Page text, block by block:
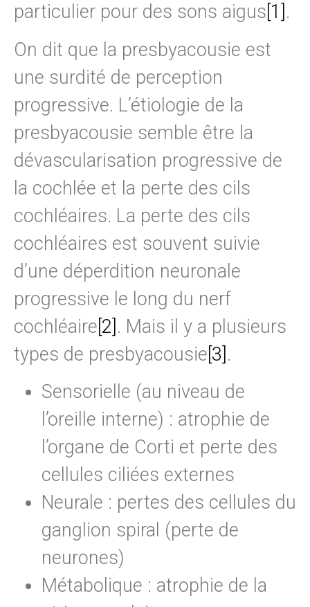
particulier pour des sons aigus [1] .
On dit que la presbyacousie est
une surdité de perception
progressive. L’étiologie de la
presbyacousie semble être la
dévascularisation progressive de
la cochlée et la perte des cils
cochléaires. La perte des cils
cochléaires est souvent suivie
d’une déperdition neuronale
progressive le long du nerf
cochléaire[2]. Mais il y a plusieurs
types de presbyacousie[3].
Sensorielle (au niveau de
l’oreille interne) : atrophie de
l’organe de Corti et perte des
cellules ciliées externes
Neurale : pertes des cellules du
ganglion spiral (perte de
neurones)
Métabolique : atrophie de la